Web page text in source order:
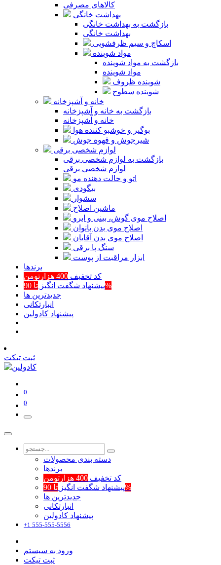
کالاهای مصرفی
بهداشت خانگی
بازگشت به بهداشت خانگی
بهداشت خانگی
اسکاچ و سیم ظرفشویی
مواد شوینده
بازگشت به مواد شوینده
مواد شوینده
شوینده ظروف
شوینده سطوح
خانه و آشپزخانه
بازگشت به خانه و آشپزخانه
خانه و آشپزخانه
بوگیر و خوشبو کننده هوا
شیرجوش و قهوه جوش
لوازم شخصی برقی
بازگشت به لوازم شخصی برقی
لوازم شخصی برقی
اتو و حالت دهنده مو
بیگودی
سشوار
ماشین اصلاح
اصلاح موی گوش، بینی و ابرو
اصلاح موی بدن بانوان
اصلاح موی بدن آقایان
سنگ پا برقی
ابزار مراقبت از پوست
برند‌ها
کد تخفیف 400 هزارتومن
پیشنهاد شگفت انگیزتا 90%
جدیدترین ها
انبارتکانی
پیشنهاد کادولین
ثبت تیکت
0
0
دسته بندی محصولات
برند‌ها
کد تخفیف 400 هزارتومن
پیشنهاد شگفت انگیزتا 90%
جدیدترین ها
انبارتکانی
پیشنهاد کادولین
+1 555-555-5556
ورود به سیستم
ثبت تیکت